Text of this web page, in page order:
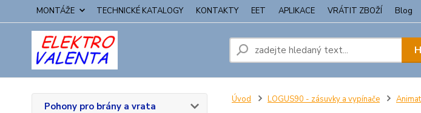
MONTÁŽE TECHNICKÉ KATALOGY KONTAKTY EET APLIKACE VRÁTIT ZBOŽÍ Blog
Pohony pro brány a vrata
Úvod LOGUS90 - zásuvky a vypínače